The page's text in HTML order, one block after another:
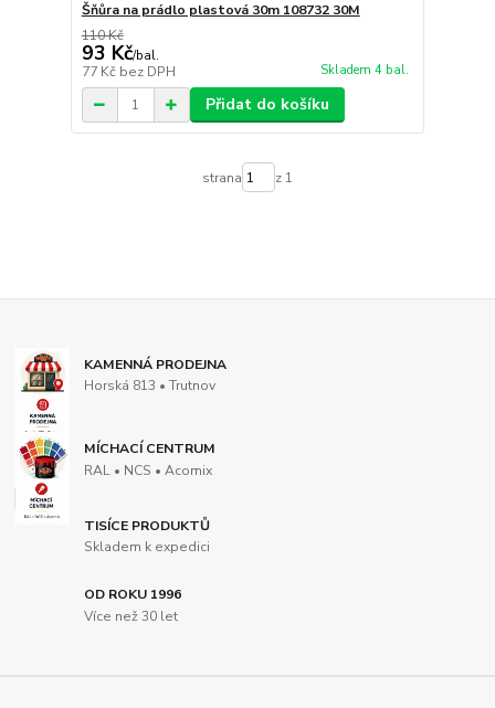
Šňůra na prádlo plastová 30m 108732 30M
110 Kč
93 Kč/bal.
77 Kč bez DPH Skladem 4 bal.
Přidat do košíku
strana z 1
KAMENNÁ PRODEJNA
Horská 813 • Trutnov
MÍCHACÍ CENTRUM
RAL • NCS • Acomix
TISÍCE PRODUKTŮ
Skladem k expedici
OD ROKU 1996
Více než 30 let